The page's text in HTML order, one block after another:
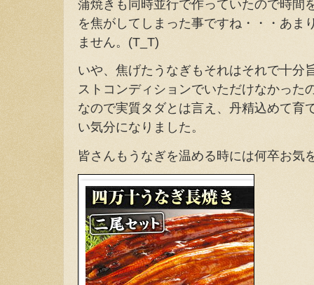
蒲焼きも同時並行で作っていたので時間
を焦がしてしまった事ですね・・・あま
ません。(T_T)
いや、焦げたうなぎもそれはそれで十分
ストコンディションでいただけなかった
なので実質タダとは言え、丹精込めて育
い気分になりました。
皆さんもうなぎを温める時には何卒お気